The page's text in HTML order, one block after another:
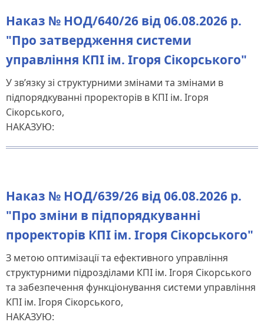
Наказ № НОД/640/26 від 06.08.2026 р.
"Про затвердження системи
управління КПІ ім. Ігоря Сікорського"
У зв’язку зі структурними змінами та змінами в
підпорядкуванні проректорів в КПІ ім. Ігоря
Сікорського,
НАКАЗУЮ:
Наказ № НОД/639/26 від 06.08.2026 р.
"Про зміни в підпорядкуванні
проректорів КПІ ім. Ігоря Сікорського"
З метою оптимізації та ефективного управління
структурними підрозділами КПІ ім. Ігоря Сікорського
та забезпечення функціонування системи управління
КПІ ім. Ігоря Сікорського,
НАКАЗУЮ: